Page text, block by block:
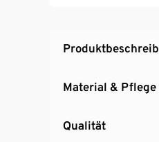
Material & Pflege
Qualität